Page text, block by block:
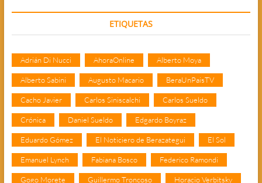
ETIQUETAS
Adrián Di Nucci AhoraOnline Alberto Moya
Alberto Sabini Augusto Macario BeraUnPaisTV
Cacho Javier Carlos Siniscalchi Carlos Sueldo
Crónica Daniel Sueldo Edgardo Boyraz
Eduardo Gómez El Noticiero de Berazategui El Sol
Emanuel Lynch Fabiana Bosco Federico Ramondi
Gogo Morete Guillermo Troncoso Horacio Verbitsky